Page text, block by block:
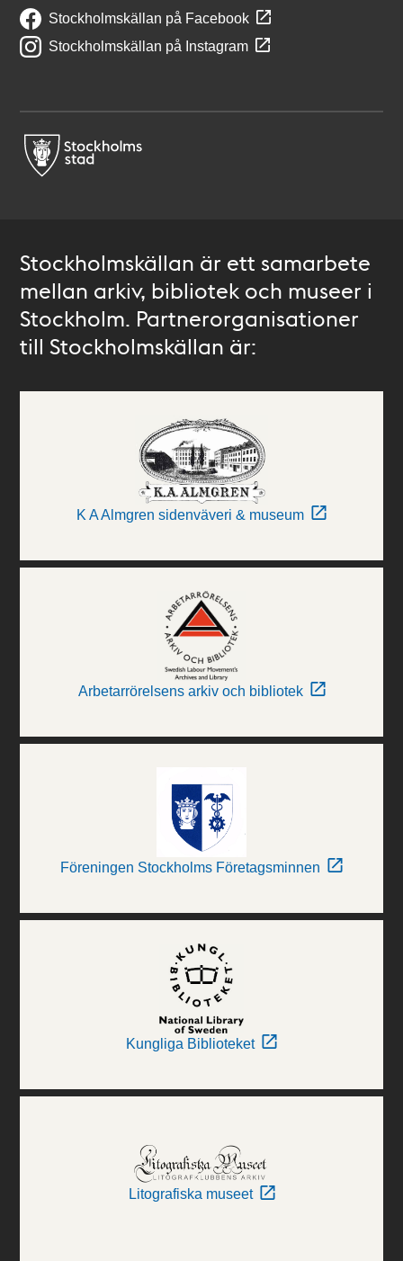
Stockholmskällan på Facebook
Stockholmskällan på Instagram
Stockholmskällan är ett samarbete
mellan arkiv, bibliotek och museer i
Stockholm. Partnerorganisationer
till Stockholmskällan är:
K A Almgren sidenväveri & museum
Arbetarrörelsens arkiv och bibliotek
Föreningen Stockholms Företagsminnen
Kungliga Biblioteket
Litografiska museet